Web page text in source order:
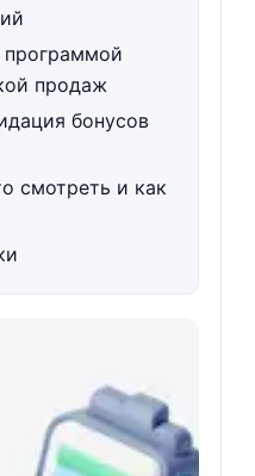
программой
продаж
бонусов
смотреть и как